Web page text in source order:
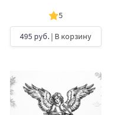
5
495 руб. | В корзину